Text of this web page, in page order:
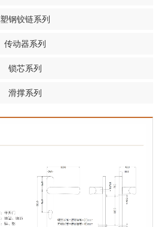
塑钢铰链系列
传动器系列
锁芯系列
滑撑系列